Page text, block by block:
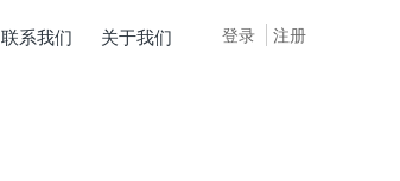
登录 注册
联系我们 关于我们